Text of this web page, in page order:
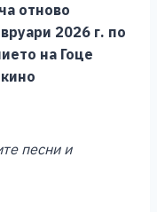
отново
2026 г. по
на Гоце
песни и